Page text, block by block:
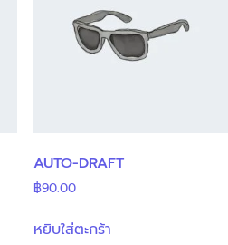
AUTO-DRAFT
฿90.00
หยิบใส่ตะกร้า